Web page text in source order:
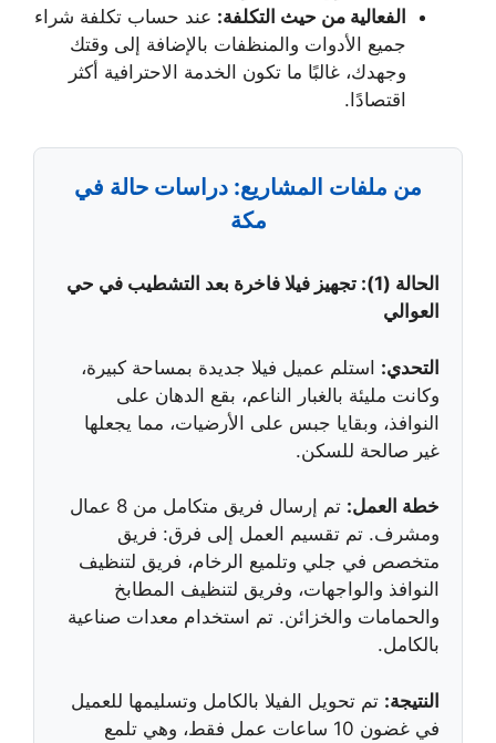
الفعالية من حيث التكلفة: عند حساب تكلفة شراء
جميع الأدوات والمنظفات بالإضافة إلى وقتك
وجهدك، غالبًا ما تكون الخدمة الاحترافية أكثر
اقتصادًا.
من ملفات المشاريع: دراسات حالة في
مكة
الحالة (1): تجهيز فيلا فاخرة بعد التشطيب في حي
العوالي
التحدي: استلم عميل فيلا جديدة بمساحة كبيرة،
وكانت مليئة بالغبار الناعم، بقع الدهان على
النوافذ، وبقايا جبس على الأرضيات، مما يجعلها
غير صالحة للسكن.
خطة العمل:
تم إرسال فريق متكامل من 8 عمال
ومشرف. تم تقسيم العمل إلى فرق: فريق
متخصص في جلي وتلميع الرخام، فريق لتنظيف
النوافذ والواجهات، وفريق لتنظيف المطابخ
والحمامات والخزائن. تم استخدام معدات صناعية
بالكامل.
النتيجة: تم تحويل الفيلا بالكامل وتسليمها للعميل
في غضون 10 ساعات عمل فقط، وهي تلمع